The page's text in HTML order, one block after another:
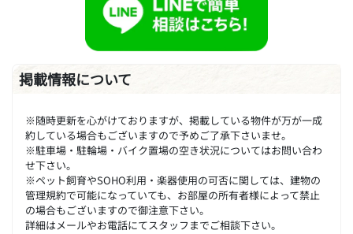
掲載情報について
※随時更新を心がけておりますが、掲載している物件が万が一成
約している場合もございますので予めご了承下さいませ。
※駐車場・駐輪場・バイク置場の空き状況についてはお問い合わ
せ下さい。
※ペット飼育やSOHO利用・楽器使用の可否に関しては、建物の
管理規約で可能になっていても、お部屋の所有者様によって禁止
の場合もございますので御注意下さい。
詳細はメールやお電話にてスタッフまでご相談下さい。